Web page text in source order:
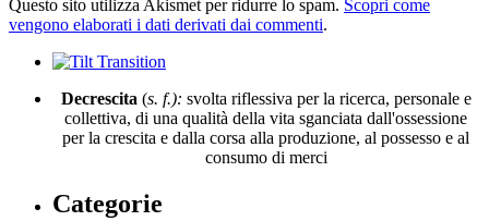
Questo sito utilizza Akismet per ridurre lo spam. Scopri come
vengono elaborati i dati derivati dai commenti.
Decrescita (s. f.): svolta riflessiva per la ricerca, personale e
collettiva, di una qualità della vita sganciata dall'ossessione
per la crescita e dalla corsa alla produzione, al possesso e al
consumo di merci
Categorie